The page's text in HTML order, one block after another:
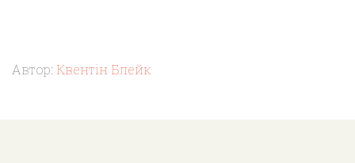
Автор: Квентін Блейк